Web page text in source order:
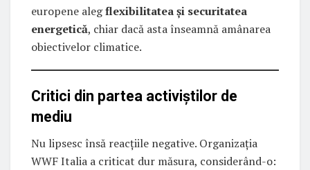
europene alegflexibilitatea și securitatea
energetică, chiar dacă asta înseamnă amânarea
obiectivelor climatice.
Critici din partea activiștilor de
mediu
Nu lipsesc însă reacțiile negative. Organizația
WWF Italia a criticat dur măsura, considerând-o: